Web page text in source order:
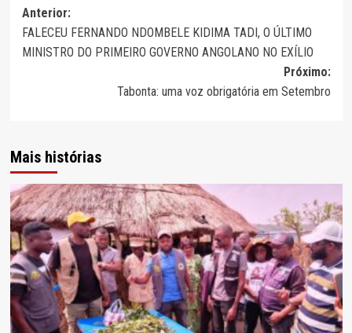
Navegação
de
Anterior:
FALECEU FERNANDO NDOMBELE KIDIMA TADI, O ÚLTIMO
MINISTRO DO PRIMEIRO GOVERNO ANGOLANO NO EXÍLIO
Próximo:
Tabonta: uma voz obrigatória em Setembro
Mais histórias